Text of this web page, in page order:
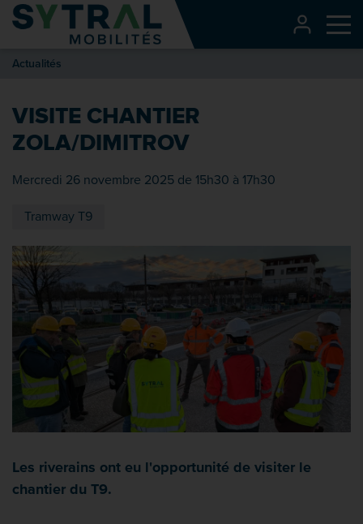
Contenu
Entête de page
Recherche
Pied de page
Actualités
VISITE CHANTIER
ZOLA/DIMITROV
Mercredi 26 novembre 2025 de 15h30 à 17h30
Tramway T9
Les riverains ont eu l'opportunité de visiter le
chantier du T9.